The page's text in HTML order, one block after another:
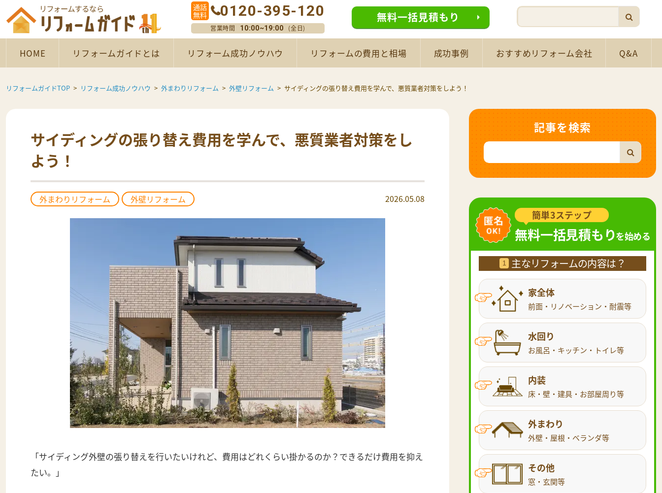
通話
無料
0120-395-120
営業時間 10:00~19:00 (全日)
無料一括見積もり
HOME リフォームガイドとは リフォーム成功ノウハウ リフォームの費用と相場 成功事例 おすすめリフォーム会社 Q&A
リフォームガイドTOP リフォーム成功ノウハウ 外まわりリフォーム 外壁リフォーム サイディングの張り替え費用を学んで、悪質業者対策をしよう！
サイディングの張り替え費用を学んで、悪質業者対策をし
よう！
外まわりリフォーム 外壁リフォーム 2026.05.08
「サイディング外壁の張り替えを行いたいけれど、費用はどれくらい掛かるのか？できるだけ費用を抑え
たい。」
記事を検索
簡単3ステップ
無料一括見積もりを始める
1 主なリフォームの内容は？
家全体
前面・リノベーション・耐震等
水回り
お風呂・キッチン・トイレ等
内装
床・壁・建具・お部屋周り等
外まわり
外壁・屋根・ベランダ等
その他
窓・玄関等